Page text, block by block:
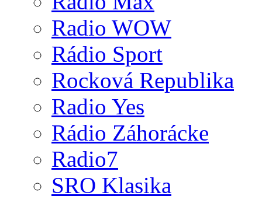
Radio WOW
Rádio Sport
Rocková Republika
Radio Yes
Rádio Záhorácke
Radio7
SRO Klasika